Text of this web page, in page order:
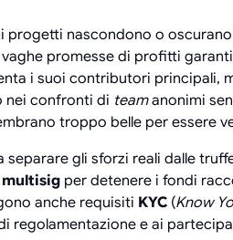
progetti nascondono o
promesse di profitti
i suoi contributori principali,
nei confronti di teamanonimi
troppo belle per essere
separare gli sforzi reali dalle
multisig per detenere i fondi
anche requisiti KYC (Know
regolamentazione e ai